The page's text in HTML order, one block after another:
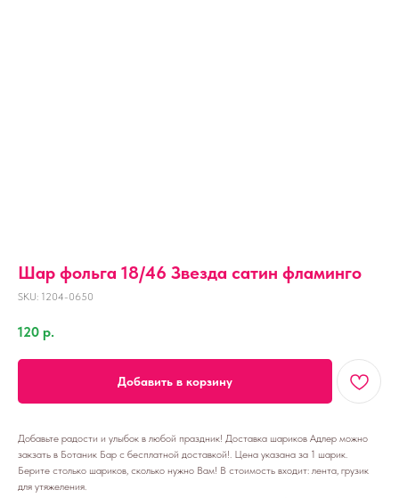
Шар фольга 18/46 Звезда сатин фламинго
SKU: 1204-0650
120 р.
Добавить в корзину
Добавьте радости и улыбок в любой праздник! Доставка шариков Адлер можно
закзать в Ботаник Бар с бесплатной доставкой!. Цена указана за 1 шарик.
Берите столько шариков, сколько нужно Вам! В стоимость входит: лента, грузик
для утяжеления.